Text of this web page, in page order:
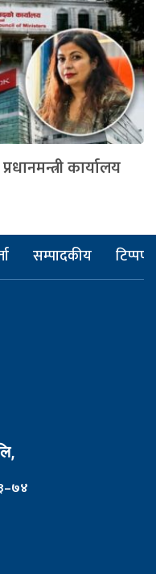
कार्यालय
सम्पादकीय टिप्पणी